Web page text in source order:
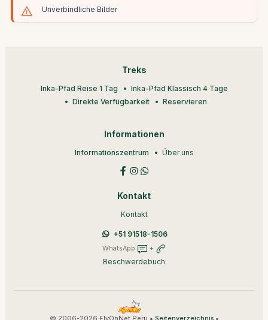
Unverbindliche Bilder
Treks
Inka-Pfad Reise 1 Tag
Inka-Pfad Klassisch 4 Tage
Direkte Verfügbarkeit
Reservieren
Informationen
Informationszentrum Über uns
Kontakt
Kontakt
+51 91518-1506
WhatsApp +
Beschwerdebuch
© 2006-2026 FlyOnNet Peru • •